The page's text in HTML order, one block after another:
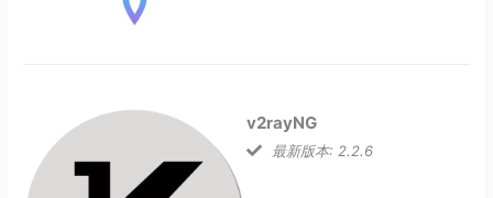
v2rayNG
最新版本: 2.2.6